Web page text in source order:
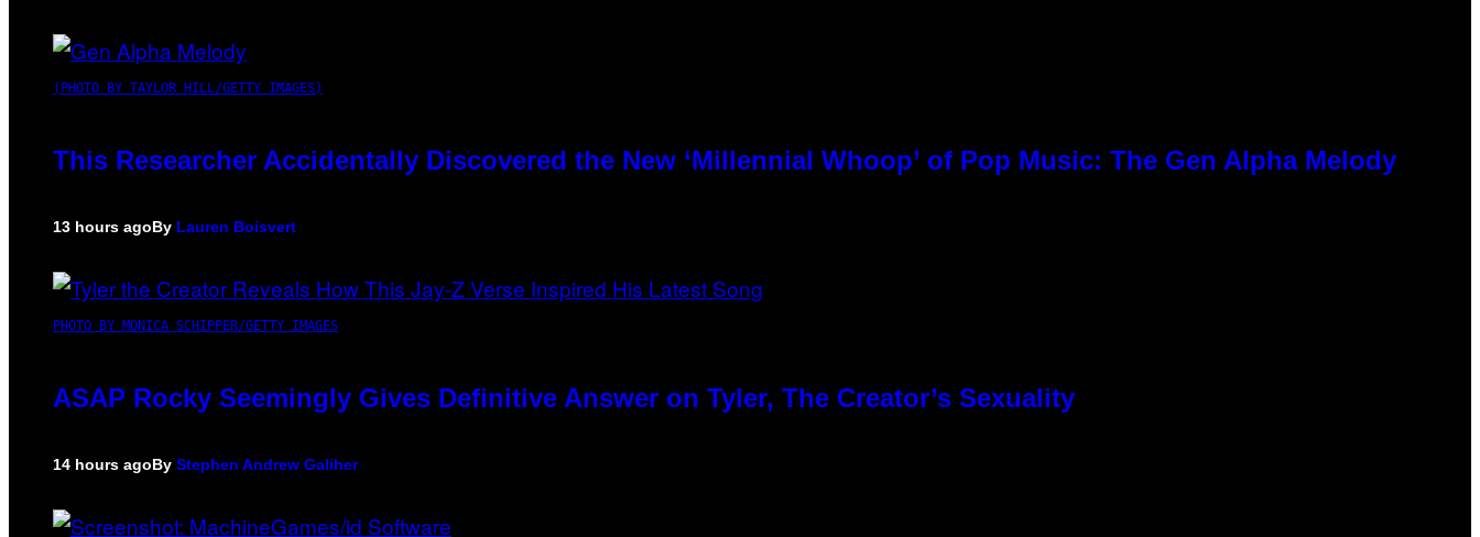
(PHOTO BY TAYLOR HILL/GETTY IMAGES)
This Researcher Accidentally Discovered the New ‘Millennial Whoop’ of Pop Music: The Gen Alpha Melody
13 hours agoBy Lauren Boisvert
PHOTO BY MONICA SCHIPPER/GETTY IMAGES
ASAP Rocky Seemingly Gives Definitive Answer on Tyler, The Creator’s Sexuality
14 hours agoBy Stephen Andrew Galiher